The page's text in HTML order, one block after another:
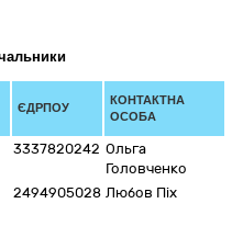
ЄДРПОУ
КОНТАКТНА
ОСОБА
3337820242 Ольга
Головченко
2494905028 Любов Піх